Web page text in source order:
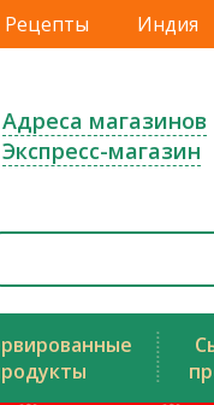
Рецепты Индия
Адреса магазинов
Экспресс-магазин